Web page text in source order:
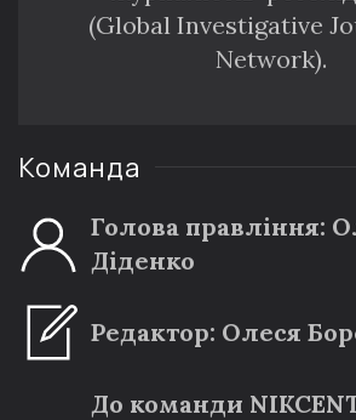
(Global Investigative
Network).
Команда
Голова правління:
Діденко
Редактор: Олеся
До команди